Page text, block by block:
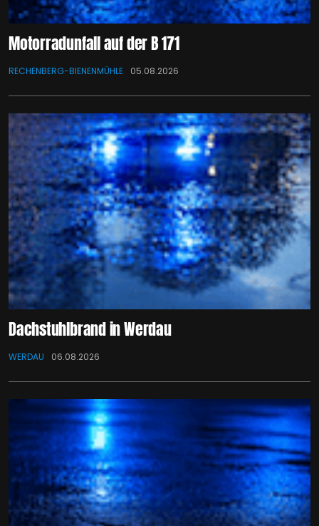
Motorradunfall auf der B 171
RECHENBERG-BIENENMÜHLE 05.08.2026
Dachstuhlbrand in Werdau
WERDAU 06.08.2026